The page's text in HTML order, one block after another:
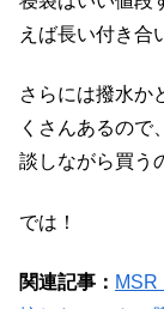
えば長い付き合
さらには撥水か
くさんあるので
談しながら買う
では！
関連記事： MSR